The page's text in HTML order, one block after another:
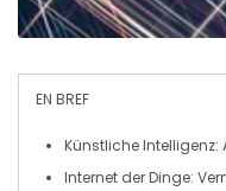
EN BREF
Künstliche Intelligenz:
Internet der Dinge: